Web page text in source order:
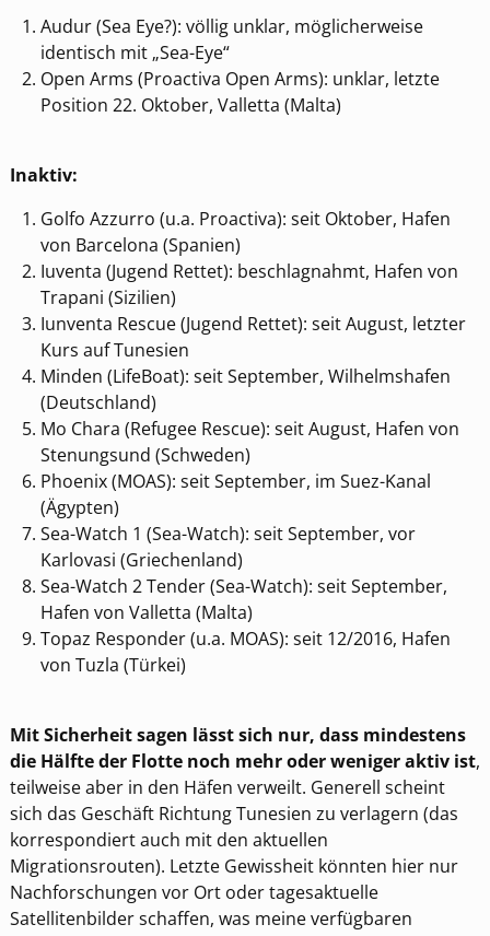
Audur (Sea Eye?): völlig unklar, möglicherweise
identisch mit „Sea-Eye“
Open Arms (Proactiva Open Arms): unklar, letzte
Position 22. Oktober, Valletta (Malta)
Inaktiv:
Golfo Azzurro (u.a. Proactiva): seit Oktober, Hafen
von Barcelona (Spanien)
Iuventa (Jugend Rettet): beschlagnahmt, Hafen von
Trapani (Sizilien)
Iunventa Rescue (Jugend Rettet): seit August, letzter
Kurs auf Tunesien
Minden (LifeBoat): seit September, Wilhelmshafen
(Deutschland)
Mo Chara (Refugee Rescue): seit August, Hafen von
Stenungsund (Schweden)
Phoenix (MOAS): seit September, im Suez-Kanal
(Ägypten)
Sea-Watch 1 (Sea-Watch): seit September, vor
Karlovasi (Griechenland)
Sea-Watch 2 Tender (Sea-Watch): seit September,
Hafen von Valletta (Malta)
Topaz Responder (u.a. MOAS): seit 12/2016, Hafen
von Tuzla (Türkei)
Mit Sicherheit sagen lässt sich nur, dass mindestens
die Hälfte der Flotte noch mehr oder weniger aktiv ist,
teilweise aber in den Häfen verweilt. Generell scheint
sich das Geschäft Richtung Tunesien zu verlagern (das
korrespondiert auch mit den aktuellen
Migrationsrouten). Letzte Gewissheit könnten hier nur
Nachforschungen vor Ort oder tagesaktuelle
Satellitenbilder schaffen, was meine verfügbaren